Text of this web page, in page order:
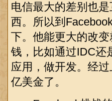
电信最大的差别也
西。所以到
下。他能更大的改
钱，比如通过IDC还
应用，做开发。经
亿美金了。